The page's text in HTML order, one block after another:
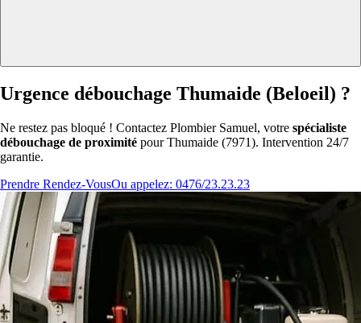
Urgence débouchage Thumaide (Beloeil) ?
Ne restez pas bloqué ! Contactez Plombier Samuel, votre spécialiste
débouchage de proximité pour Thumaide (7971). Intervention 24/7
garantie.
Prendre Rendez-VousOu appelez: 0476/23.23.23